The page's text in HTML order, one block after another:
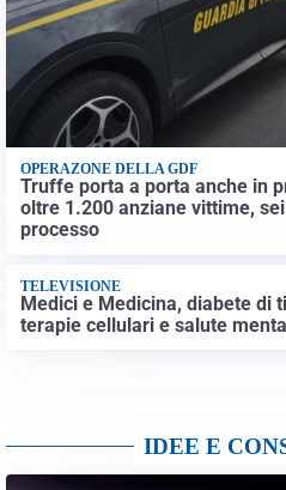
OPERAZONE DELLA GDF
Truffe porta a porta anche in
oltre 1.200 anziane vittime,
processo
TELEVISIONE
Medici e Medicina, diabete di
terapie cellulari e salute
IDEE E